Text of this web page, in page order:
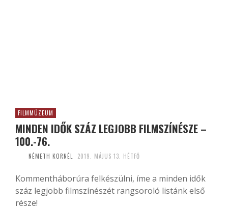
FILMMÚZEUM
MINDEN IDŐK SZÁZ LEGJOBB FILMSZÍNÉSZE –
100.-76.
NÉMETH KORNÉL 2019. MÁJUS 13. HÉTFŐ
Kommentháborúra felkészülni, íme a minden idők
száz legjobb filmszínészét rangsoroló listánk első
része!